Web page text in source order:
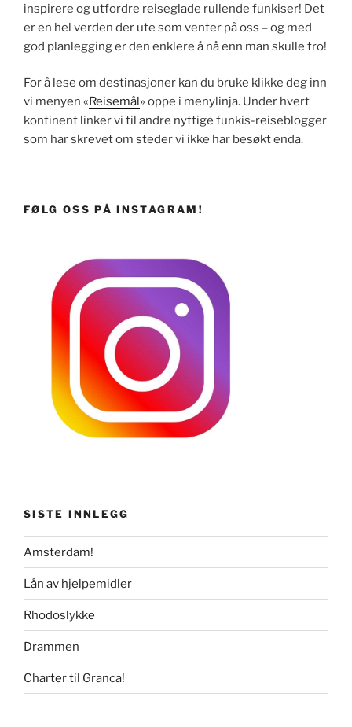
inspirere og utfordre reiseglade rullende funkiser! Det
er en hel verden der ute som venter på oss – og med
god planlegging er den enklere å nå enn man skulle tro!
For å lese om destinasjoner kan du bruke klikke deg inn
vi menyen «Reisemål» oppe i menylinja. Under hvert
kontinent linker vi til andre nyttige funkis-reiseblogger
som har skrevet om steder vi ikke har besøkt enda.
FØLG OSS PÅ INSTAGRAM!
SISTE INNLEGG
Amsterdam!
Lån av hjelpemidler
Rhodoslykke
Drammen
Charter til Granca!